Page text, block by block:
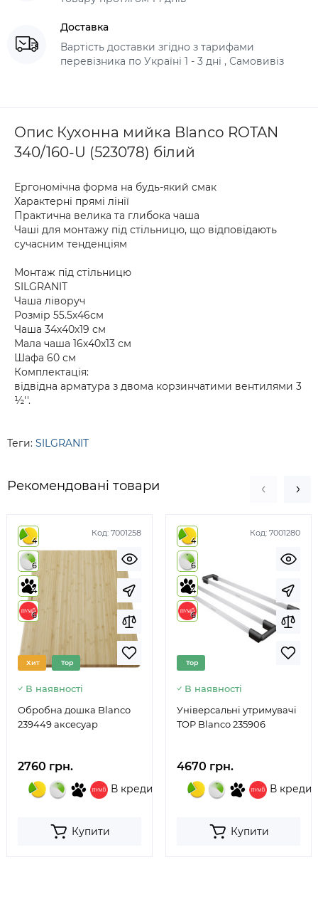
Доставка
Вартість доставки згідно з тарифами
перевізника по Україні 1 - 3 дні , Самовивіз
Опис Кухонна мийка Blanco ROTAN
340/160-U (523078) білий
Ергономічна форма на будь-який смак
Характерні прямі лінії
Практична велика та глибока чаша
Чаші для монтажу під стільницю, що відповідають
сучасним тенденціям
Монтаж під стільницю
SILGRANIT
Чаша ліворуч
Розмір 55.5х46см
Чаша 34х40х19 см
Мала чаша 16х40х13 см
Шафа 60 см
Комплектація:
відвідна арматура з двома корзинчатими вентилями 3
½''.
Теги: SILGRANIT
Рекомендовані товари
Код: 7001258
4
6
4
6
Хит Top
В наявності
Обробна дошка Blanco
239449 аксесуар
2760 грн.
В кредит
Купити
Код: 7001280
4
6
4
6
Top
В наявності
Універсальні утримувачі
TOP Blanco 235906
4670 грн.
В кредит
Купити